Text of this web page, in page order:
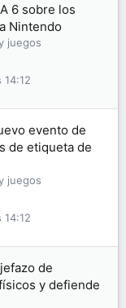
6 sobre los
Nintendo
juegos
14:12
evento de
de etiqueta de
juegos
14:12
de
y defiende